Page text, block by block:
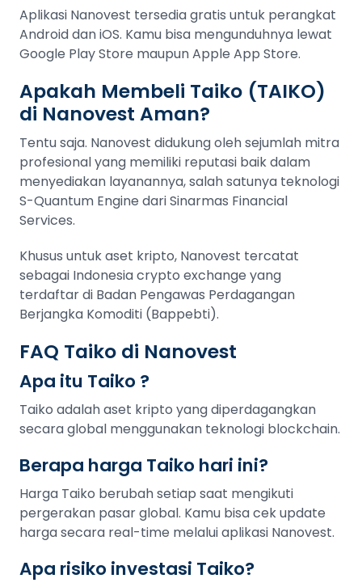
Aplikasi Nanovest tersedia gratis untuk perangkat
Android dan iOS. Kamu bisa mengunduhnya lewat
Google Play Store maupun Apple App Store.
Apakah Membeli Taiko (TAIKO)
di Nanovest Aman?
Tentu saja. Nanovest didukung oleh sejumlah mitra
profesional yang memiliki reputasi baik dalam
menyediakan layanannya, salah satunya teknologi
S-Quantum Engine dari Sinarmas Financial
Services.
Khusus untuk aset kripto, Nanovest tercatat
sebagai Indonesia crypto exchange yang
terdaftar di Badan Pengawas Perdagangan
Berjangka Komoditi (Bappebti).
FAQ Taiko di Nanovest
Apa itu Taiko ?
Taiko adalah aset kripto yang diperdagangkan
secara global menggunakan teknologi blockchain.
Berapa harga Taiko hari ini?
Harga Taiko berubah setiap saat mengikuti
pergerakan pasar global. Kamu bisa cek update
harga secara real-time melalui aplikasi Nanovest.
Apa risiko investasi Taiko?